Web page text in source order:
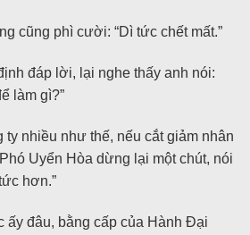
cũng phì cười: “Dì tức chết mất.”
đáp lời, lại nghe thấy anh nói:
làm gì?”
ty nhiều như thế, nếu cắt giảm nhân
Uyển Hòa dừng lại một chút, nói
hơn.”
ấy đâu, bằng cấp của Hành Đại